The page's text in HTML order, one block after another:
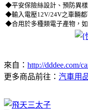
◆平安保險絲設計、預防異
◆輸入電壓12V/24V之車輛
◆合用於多種類電子產物，
來自： http://dddee.com/
更多商品前往： 汽車用